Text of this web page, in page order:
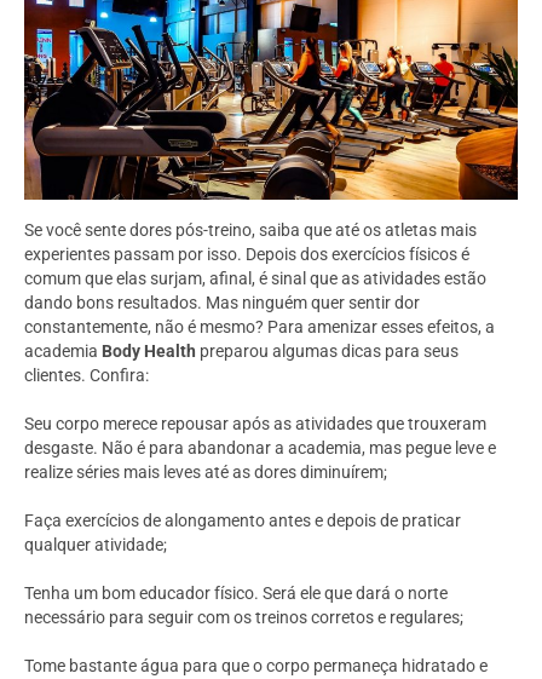
Se você sente dores pós-treino, saiba que até os atletas mais
experientes passam por isso. Depois dos exercícios físicos é
comum que elas surjam, afinal, é sinal que as atividades estão
dando bons resultados. Mas ninguém quer sentir dor
constantemente, não é mesmo? Para amenizar esses efeitos, a
academia Body Health preparou algumas dicas para seus
clientes. Confira:
Seu corpo merece repousar após as atividades que trouxeram
desgaste. Não é para abandonar a academia, mas pegue leve e
realize séries mais leves até as dores diminuírem;
Faça exercícios de alongamento antes e depois de praticar
qualquer atividade;
Tenha um bom educador físico. Será ele que dará o norte
necessário para seguir com os treinos corretos e regulares;
Tome bastante água para que o corpo permaneça hidratado e